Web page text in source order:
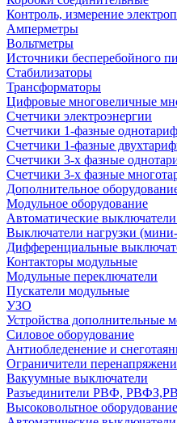
Контроль, измерение
Амперметры
Вольтметры
Источники бесперебойного
Стабилизаторы
Трансформаторы
Цифровые многовеличные
Счетчики электроэнергии
Счетчики 1-фазные
Счетчики 1-фазные
Счетчики 3-х фазные
Счетчики 3-х фазные
Дополнительное
Модульное оборудование
Автоматические
Выключатели нагрузки
Дифференциальные
Контакторы модульные
Модульные переключатели
Пускатели модульные
УЗО
Устройства дополнительные
Силовое оборудование
Антиобледенение и
Ограничители
Вакуумные выключатели
Разъединители РВФ,
Высоковольтное оборудование